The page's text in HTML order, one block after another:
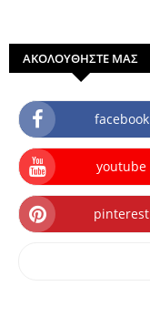
ΑΚΟΛΟΥΘΗΣΤΕ ΜΑΣ
facebook
youtube
pinterest